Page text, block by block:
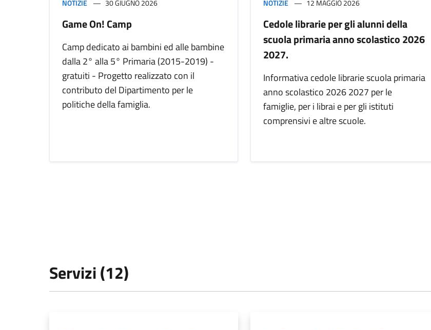
NOTIZIE 30 GIUGNO 2026
Game On! Camp
Camp dedicato ai bambini ed alle bambine
dalla 2° alla 5° Primaria (2015-2019) -
gratuiti - Progetto realizzato con il
contributo del Dipartimento per le
politiche della famiglia.
NOTIZIE 12 MAGGIO 2026
Cedole librarie per gli alunni della
scuola primaria anno scolastico 2026
2027.
Informativa cedole librarie scuola primaria
anno scolastico 2026 2027 per le
famiglie, per i librai e per gli istituti
comprensivi e altre scuole.
Servizi (12)